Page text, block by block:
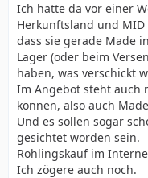
Ich hatte da vor einer
Herkunftsland und
dass sie gerade Made
Lager (oder beim
haben, was verschickt
Im Angebot steht auch
können, also auch
Und es sollen sogar
gesichtet worden sein.
Rohlingskauf im
Ich zögere auch noch.